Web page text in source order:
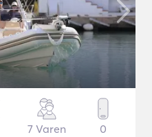
7 Varen 0